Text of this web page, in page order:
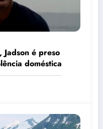
Jadson é preso
doméstica